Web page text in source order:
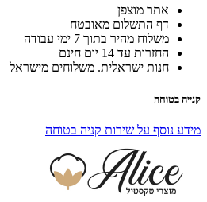
אתר מוצפן
דף התשלום מאובטח
משלוח מהיר בתוך 7 ימי עבודה
החזרות עד 14 יום חינם
חנות ישראלית. משלוחים מישראל
קנייה בטוחה
מידע נוסף על שירות קניה בטוחה